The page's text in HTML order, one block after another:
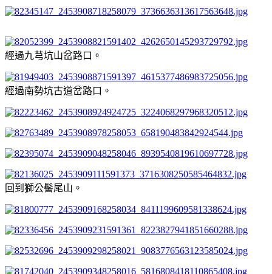
經過九芎坑山岔路口。
經過南勢坑古道岔路口。
回到獅公髻尾山。